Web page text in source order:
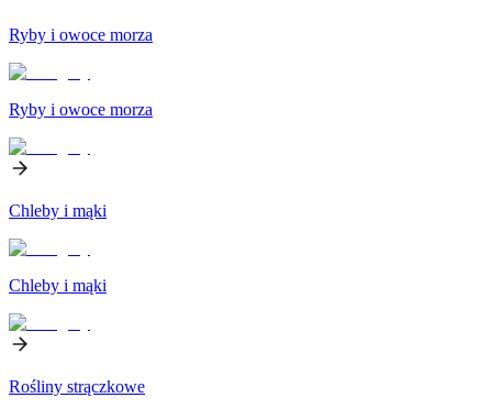
Ryby i owoce morza
Ryby i owoce morza
Chleby i mąki
Chleby i mąki
Rośliny strączkowe